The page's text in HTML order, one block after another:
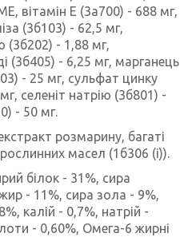
вітамін E (3a700) - 688 мг,
(3б103) - 62,5 мг,
(3б202) - 1,88 мг,
(3б405) - 6,25 мг, марганець
- 25 мг, сульфат цинку
селеніт натрію (3б801) -
- 50 мг.
розмарину, багаті
масел (1б306 (і)).
білок - 31%, сира
- 11%, сира зола - 9%,
калій - 0,7%, натрій -
- 0,60%, Омега-6 жирні